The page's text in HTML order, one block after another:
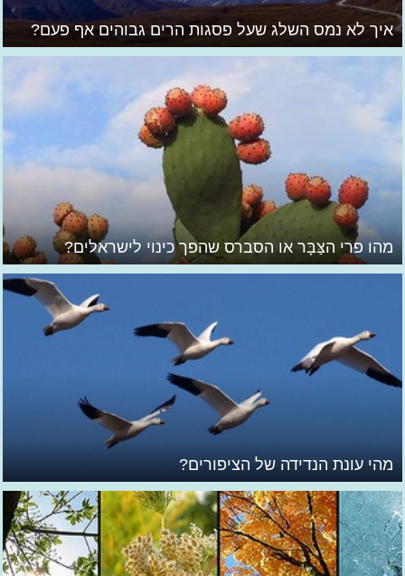
איך לא נמס השלג שעל פסגות הרים גבוהים אף פעם?
מהו פרי הצַּבָּר או הסברס שהפך כינוי לישראלים?
מהי עונת הנדידה של הציפורים?